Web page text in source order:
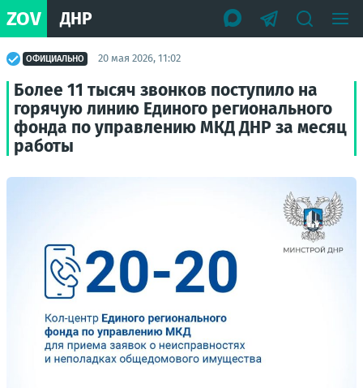
ZOV ДНР
ОФИЦИАЛЬНО 20 мая 2026, 11:02
Более 11 тысяч звонков поступило на
горячую линию Единого регионального
фонда по управлению МКД ДНР за месяц
работы